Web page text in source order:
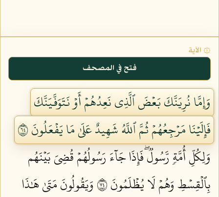
۞ الآية
فتح في المصحف
وَإِمَّا نُرِيَنَّكَ بَعۡضَ ٱلَّذِي نَعِدُهُمۡ أَوۡ نَتَوَفَّيَنَّكَ
فَإِلَيۡنَا مَرۡجِعُهُمۡ ثُمَّ ٱللَّهُ شَهِيدٌ عَلَىٰ مَا يَفۡعَلُونَ ٤٦
وَلِكُلِّ أُمَّةٖ رَّسُولٞۖ فَإِذَا جَآءَ رَسُولُهُمۡ قُضِيَ بَيۡنَهُم
بِٱلۡقِسۡطِ وَهُمۡ لَا يُظۡلَمُونَ ٤٧
وَيَقُولُونَ مَتَىٰ هَٰذَا